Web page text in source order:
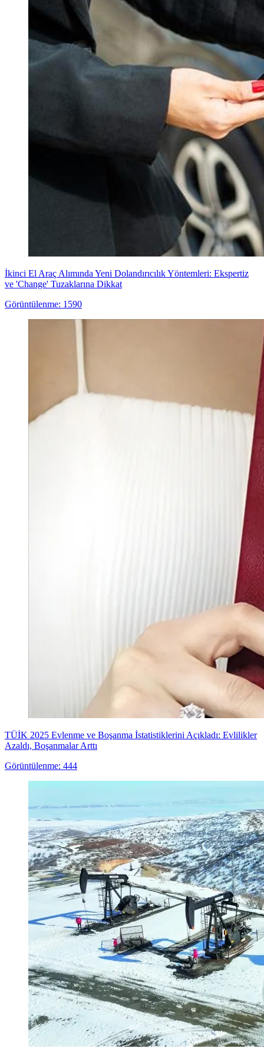
İkinci El Araç Alımında Yeni Dolandırıcılık Yöntemleri: Ekspertiz
ve 'Change' Tuzaklarına Dikkat
Görüntülenme: 1590
TÜİK 2025 Evlenme ve Boşanma İstatistiklerini Açıkladı: Evlilikler
Azaldı, Boşanmalar Arttı
Görüntülenme: 444